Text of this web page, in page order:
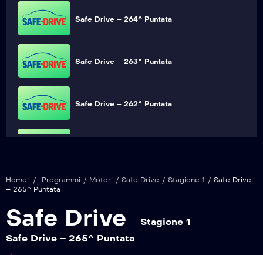
Safe Drive – 264^ Puntata
Safe Drive – 263^ Puntata
Safe Drive – 262^ Puntata
Home / Programmi / Motori / Safe Drive / Stagione 1 / Safe Drive
– 265^ Puntata
Safe Drive
Stagione 1
Safe Drive – 265^ Puntata